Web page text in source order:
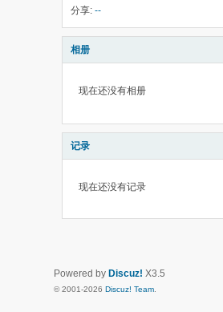
分享: --
相册
现在还没有相册
记录
现在还没有记录
Powered by Discuz! X3.5
© 2001-2026 Discuz! Team